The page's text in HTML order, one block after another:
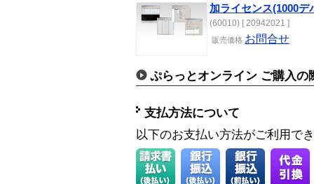
加ライセンス(1000デ
(60010) [ 20942021 ]
販売価格 お問合せ
ぷらっとオンライン ご購入の
支払方法について
以下のお支払い方法がご利用で